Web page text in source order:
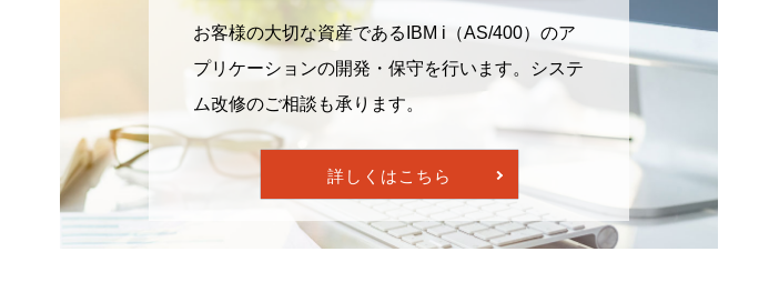
お客様の大切な資産であるIBM i（AS/400）のア
プリケーションの開発・保守を行います。システ
ム改修のご相談も承ります。
詳しくはこちら